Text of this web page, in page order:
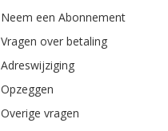
Neem een Abonnement
Vragen over betaling
Adreswijziging
Opzeggen
Overige vragen